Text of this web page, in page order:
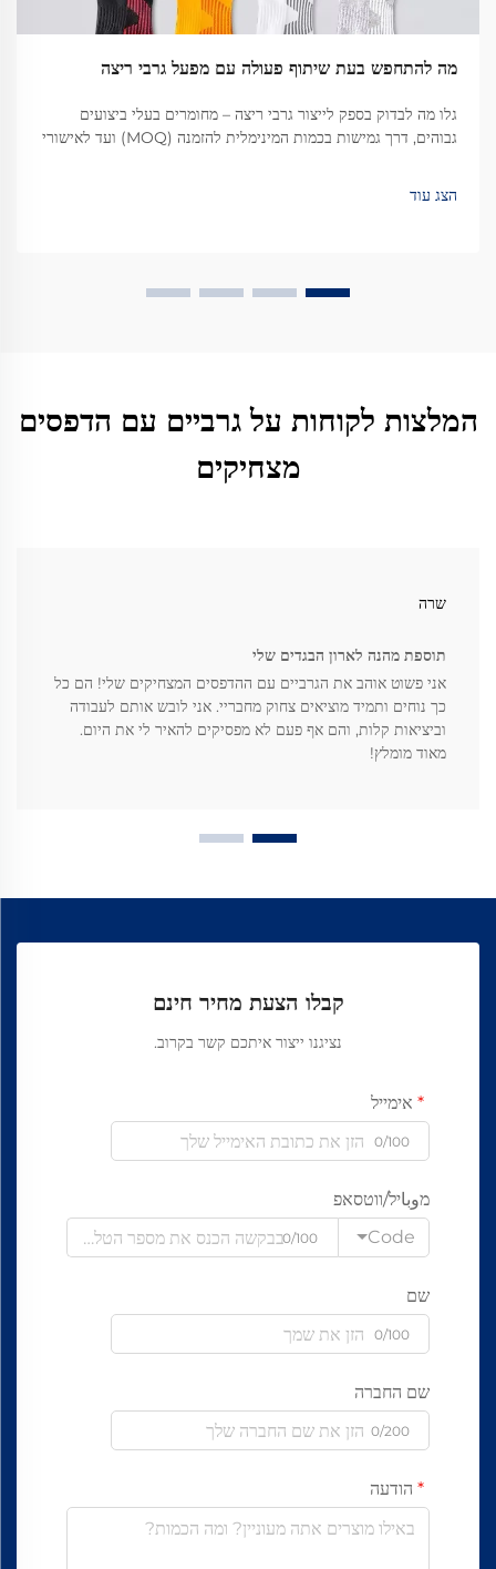
מה להתחפש בעת שיתוף פעולה עם מפעל גרבי ריצה
גלו מה לבדוק בספק לייצור גרבי ריצה – מחומרים בעלי ביצועים
גבוהים, דרך גמישות בכמות המינימלית להזמנה (MOQ) ועד לאישורי
הצג עוד
המלצות לקוחות על גרביים עם הדפסים
מצחיקים
שרה
תוספת מהנה לארון הבגדים שלי
אני פשוט אוהב את הגרביים עם ההדפסים המצחיקים שלי! הם כל
כך נוחים ותמיד מוציאים צחוק מחבריי. אני לובש אותם לעבודה
וביציאות קלות, והם אף פעם לא מפסיקים להאיר לי את היום.
מאוד מומלץ!
קבלו הצעת מחיר חינם
נציגנו ייצור איתכם קשר בקרוב.
אימייל
0/100
מوباיל/ווטסאפ
Code
0/100
שם
0/100
שם החברה
0/200
הודעה